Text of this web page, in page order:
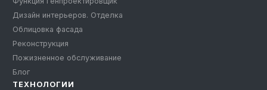
Дизайн интерьеров. Отделка
Облицовка фасада
Реконструкция
Пожизненное обслуживание
Блог
ТЕХНОЛОГИИ